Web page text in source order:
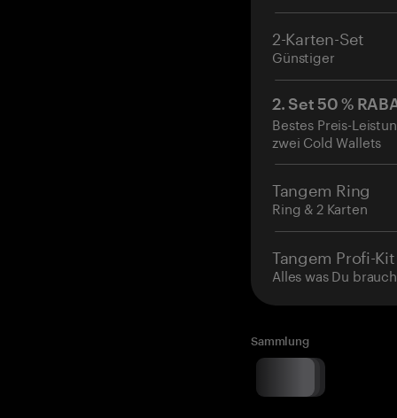
2-Karten-Set
Günstiger
2. Set 50 %
Bestes Preis-
zwei Cold Wallets
Tangem Ring
Ring & 2 Karten
Tangem Profi-Kit
Alles was Du
Sammlung